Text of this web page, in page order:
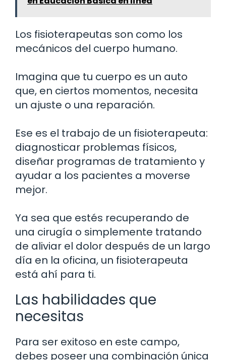
Los fisioterapeutas son como los
mecánicos del cuerpo humano.
Imagina que tu cuerpo es un auto
que, en ciertos momentos, necesita
un ajuste o una reparación.
Ese es el trabajo de un fisioterapeuta:
diagnosticar problemas físicos,
diseñar programas de tratamiento y
ayudar a los pacientes a moverse
mejor.
Ya sea que estés recuperando de
una cirugía o simplemente tratando
de aliviar el dolor después de un largo
día en la oficina, un fisioterapeuta
está ahí para ti.
Las habilidades que
necesitas
Para ser exitoso en este campo,
debes poseer una combinación única